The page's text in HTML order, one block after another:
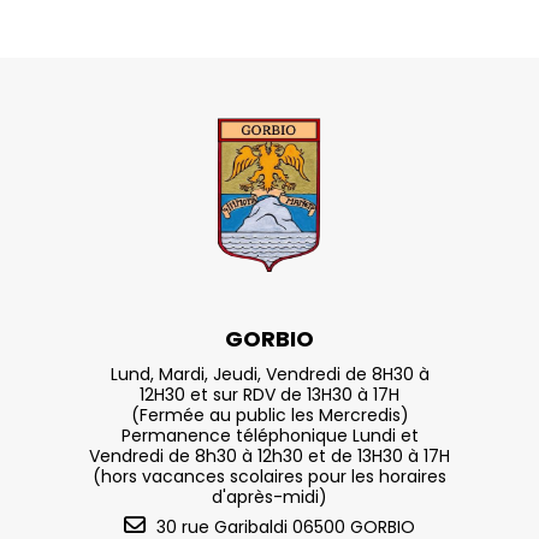
GORBIO
Lund, Mardi, Jeudi, Vendredi de 8H30 à
12H30 et sur RDV de 13H30 à 17H
(Fermée au public les Mercredis)
Permanence téléphonique Lundi et
Vendredi de 8h30 à 12h30 et de 13H30 à 17H
(hors vacances scolaires pour les horaires
d'après-midi)
30 rue Garibaldi 06500 GORBIO